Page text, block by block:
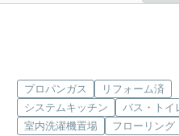
プロパンガス
リフォーム済
システムキッチン
バス・トイ
室内洗濯機置場
フローリング